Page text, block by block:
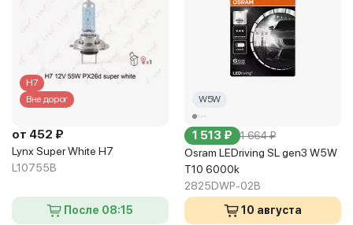
H7
Вне дорог
от 452 ₽
Lynx Super White H7
L10755B
После 08:15
W5W
1 513 ₽ 1 664 ₽
Osram LEDriving SL gen3 W5W
T10 6000k
2825DWP-02B
10 августа